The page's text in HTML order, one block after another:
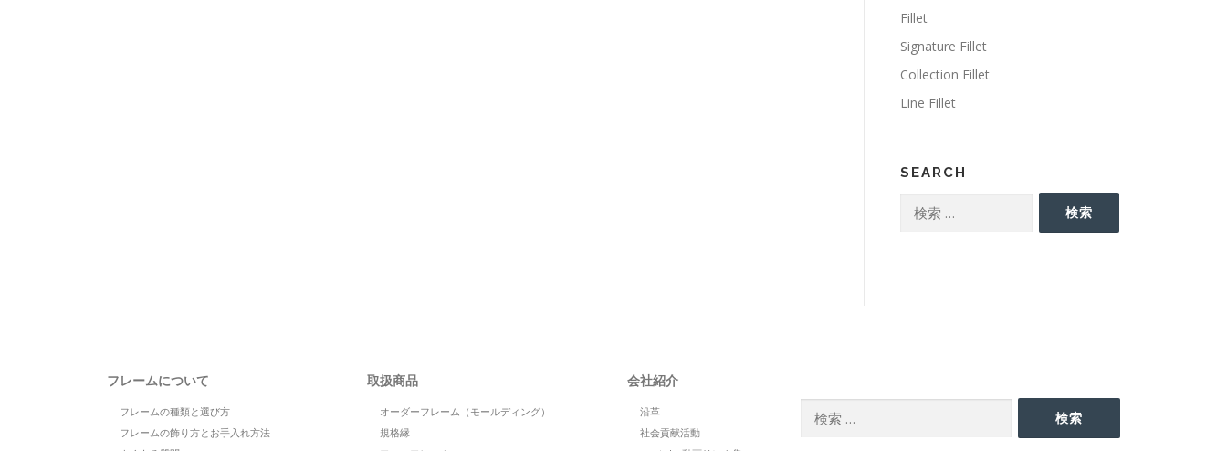
Fillet
Signature Fillet
Collection Fillet
Line Fillet
SEARCH
検索
フレームについて
フレームの種類と選び方
フレームの飾り方とお手入れ方法
取扱商品
オーダーフレーム（モールディング）
規格縁
会社紹介
沿革
社会貢献活動
検索